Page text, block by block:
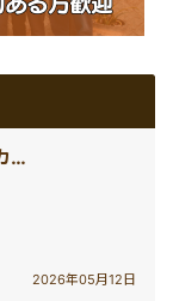
2人乗りスタンダードカー利用（ジャカルタ空港送迎 /日本語ガイド無し）
2026年05月12日